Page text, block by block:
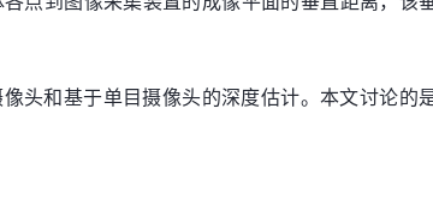
头和基于单目摄像头的深度估计。本文讨论的